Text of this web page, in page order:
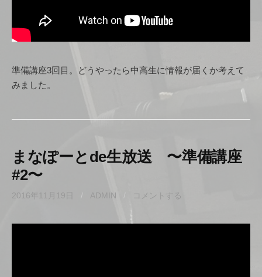
準備講座3回目。どうやったら中高生に情報が届くか考えて
みました。
まなぽーとde生放送 〜準備講座
#2〜
2016年11月19日 / ADMIN コメントする